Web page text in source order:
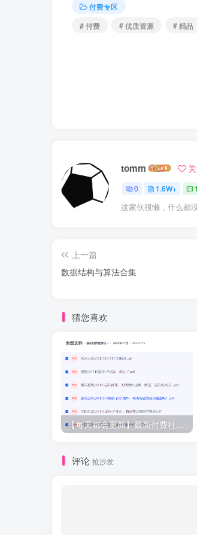
付费专区
# 付费
# 优质资源 # 精品
tomm
0 1.6W+ 1
这家伙很懒，什么都
上一篇
数据结构与算法合集
猜您喜欢
【每天都会更新】最新付费社群公众号文章
评论 抢沙发